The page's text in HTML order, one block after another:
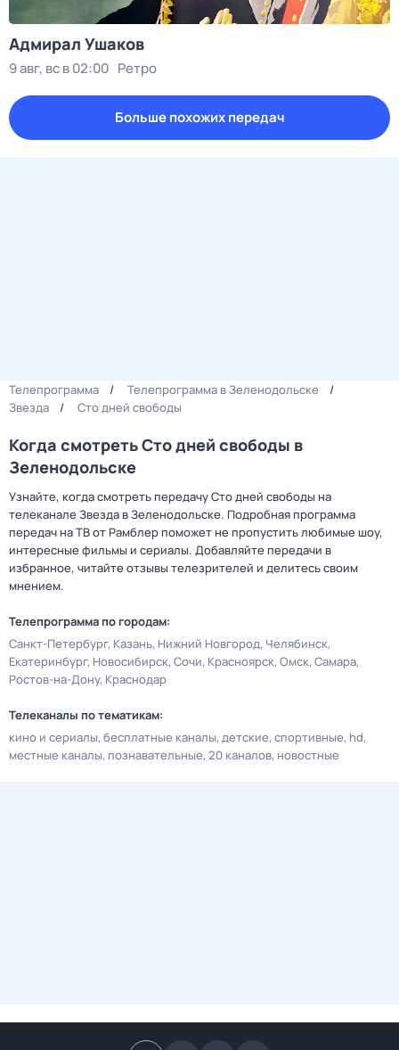
Адмирал Ушаков
9 авг, вс в 02:00 Ретро
Больше похожих передач
Телепрограмма
Телепрограмма в Зеленодольске
Звезда
Сто дней свободы
Когда смотреть Сто дней свободы в
Зеленодольске
Узнайте, когда смотреть передачу Сто дней свободы на
телеканале Звезда в Зеленодольске. Подробная программа
передач на ТВ от Рамблер поможет не пропустить любимые шоу,
интересные фильмы и сериалы. Добавляйте передачи в
избранное, читайте отзывы телезрителей и делитесь своим
мнением.
Телепрограмма по городам:
Санкт-Петербург Казань Нижний Новгород Челябинск
Екатеринбург Новосибирск Сочи Красноярск Омск Самара
Ростов-на-Дону Краснодар
Телеканалы по тематикам:
кино и сериалы бесплатные каналы детские спортивные hd
местные каналы познавательные 20 каналов новостные